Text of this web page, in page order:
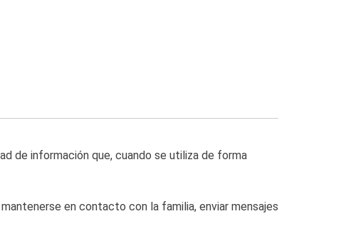
de información que, cuando se utiliza de forma
en contacto con la familia, enviar mensajes